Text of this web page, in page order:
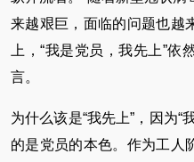
来越艰巨，面临的问题也越
上，“我是党员，我先上”
言。
为什么该是“我先上”，因为“
的是党员的本色。作为工人